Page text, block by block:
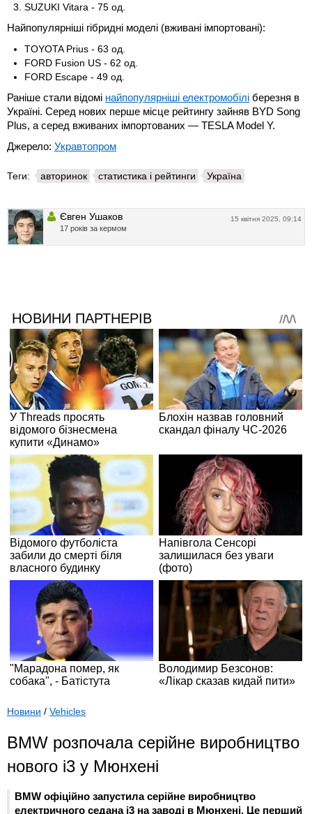
SUZUKI Vitara - 75 од.
Найпопулярніші гібридні моделі (вживані імпортовані):
TOYOTA Prius - 63 од.
FORD Fusion US - 62 од.
FORD Escape - 49 од.
Раніше стали відомі найпопулярніші електромобілі березня в
Україні. Серед нових перше місце рейтингу зайняв BYD Song
Plus, а серед вживаних імпортованих — TESLA Model Y.
Джерело: Укравтопром
Теги: авторинок статистика і рейтинги Україна
15 квітня 2025, 09:14
Євген Ушаков
17 років за кермом
Новини / Vehicles
BMW розпочала серійне виробництво
нового i3 у Мюнхені
BMW офіційно запустила серійне виробництво
електричного седана i3 на заводі в Мюнхені. Це перший